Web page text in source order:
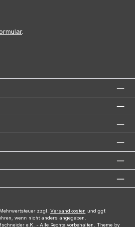
.
zzgl. Versandkosten und ggf.
wenn nicht anders angegeben.
e.K. - Alle Rechte vorbehalten. Theme by